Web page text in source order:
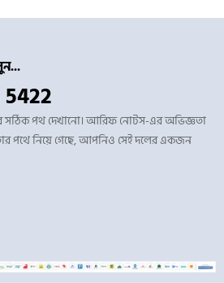
সঠিক পথ দেখানো। আরিফ নোটস-এর অভিজ্ঞতা
পথে নিয়ে গেছে, আপনিও সেই দলের একজন